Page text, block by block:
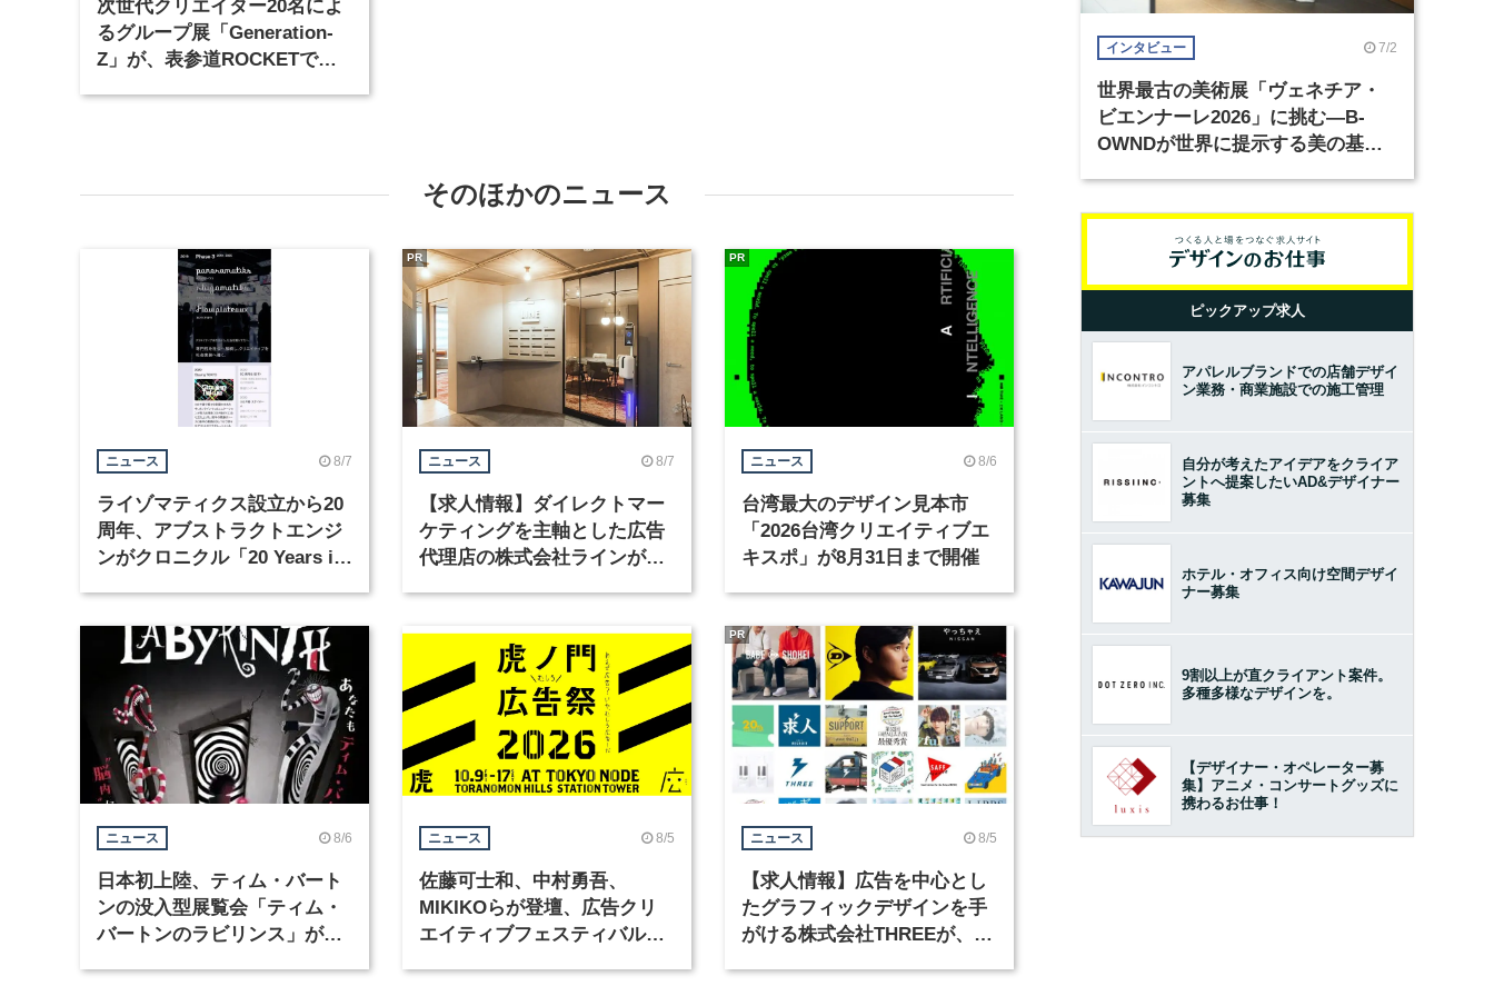
次世代クリエイター20名によ
るグループ展「Generation-
Z」が、表参道ROCKETで開
そのほかのニュース
ニュース 8/7
ライゾマティクス設立から20
周年、アブストラクトエンジ
ンがクロニクル「20 Years in
ニュース 8/7
【求人情報】ダイレクトマー
ケティングを主軸とした広告
代理店の株式会社ラインが、
PR
ニュース 8/6
台湾最大のデザイン見本市
「2026台湾クリエイティブエ
キスポ」が8月31日まで開催
PR
ニュース 8/6
日本初上陸、ティム・バート
ンの没入型展覧会「ティム・
バートンのラビリンス」が東
ニュース 8/5
佐藤可士和、中村勇吾、
MIKIKOらが登壇、広告クリ
エイティブフェスティバル
ニュース 8/5
【求人情報】広告を中心とし
たグラフィックデザインを手
がける株式会社THREEが、グ
PR
インタビュー 7/2
世界最古の美術展「ヴェネチア・
ビエンナーレ2026」に挑む―B-
OWNDが世界に提示する美の基準
ピックアップ求人
アパレルブランドでの店舗デザイ
ン業務・商業施設での施工管理
自分が考えたアイデアをクライア
ントへ提案したいAD&デザイナー
募集
ホテル・オフィス向け空間デザイ
ナー募集
9割以上が直クライアント案件。
多種多様なデザインを。
【デザイナー・オペレーター募
集】アニメ・コンサートグッズに
携わるお仕事！